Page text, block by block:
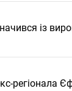
із
регіонала